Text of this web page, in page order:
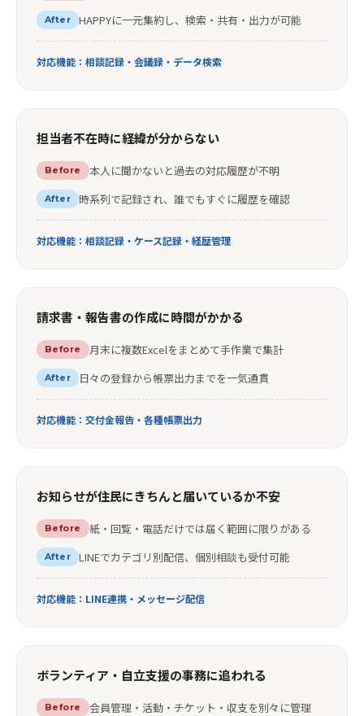
After HAPPYに一元集約し、検索・共有・出力が可能
対応機能：相談記録・会議録・データ検索
担当者不在時に経緯が分からない
Before 本人に聞かないと過去の対応履歴が不明
After 時系列で記録され、誰でもすぐに履歴を確認
対応機能：相談記録・ケース記録・経歴管理
請求書・報告書の作成に時間がかかる
Before 月末に複数Excelをまとめて手作業で集計
After 日々の登録から帳票出力までを一気通貫
対応機能：交付金報告・各種帳票出力
お知らせが住民にきちんと届いているか不安
Before 紙・回覧・電話だけでは届く範囲に限りがある
After LINEでカテゴリ別配信、個別相談も受付可能
対応機能：LINE連携・メッセージ配信
ボランティア・自立支援の事務に追われる
Before 会員管理・活動・チケット・収支を別々に管理